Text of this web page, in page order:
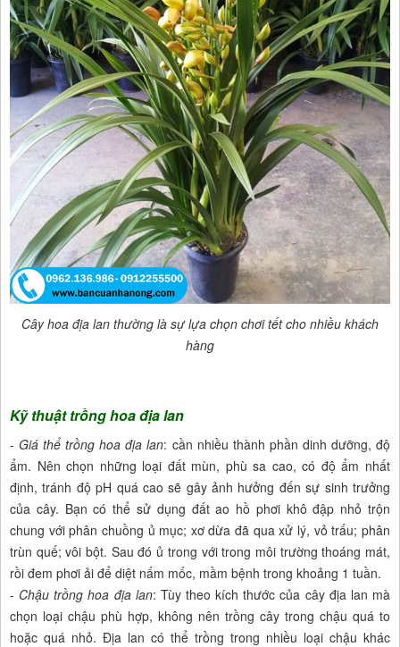
Cây hoa địa lan thường là sự lựa chọn chơi tết cho nhiều khách
hàng
Kỹ thuật trồng hoa địa lan
- Giá thể trồng hoa địa lan: cần nhiều thành phần dinh dưỡng, độ
ẩm. Nên chọn những loại đất mùn, phù sa cao, có độ ẩm nhất
định, tránh độ pH quá cao sẽ gây ảnh hưởng đến sự sinh trưởng
của cây. Bạn có thể sử dụng đất ao hồ phơi khô đập nhỏ trộn
chung với phân chuồng ủ mục; xơ dừa đã qua xử lý, vỏ trấu; phân
trùn quế; vôi bột. Sau đó ủ trong với trong môi trường thoáng mát,
rồi đem phơi ải để diệt nấm mốc, mầm bệnh trong khoảng 1 tuần.
- Chậu trồng hoa địa lan: Tùy theo kích thước của cây địa lan mà
chọn loại chậu phù hợp, không nên trồng cây trong chậu quá to
hoặc quá nhỏ. Địa lan có thể trồng trong nhiều loại chậu khác